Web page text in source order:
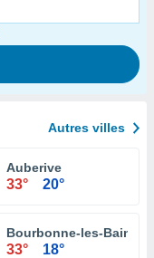
Autres villes
Auberive
33° 20°
Bourbonne-les-Bains
33° 18°